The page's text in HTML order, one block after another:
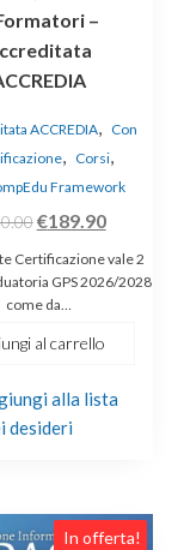
–
ACCREDIA, Con
, Corsi,
Framework
Il
prezzo
originale
era:
€250.00.
€189.90Il
prezzo
attuale
Certificazione vale 2
GPS 2026/2028
come da…
al carrello
alla lista
desideri
In offerta!